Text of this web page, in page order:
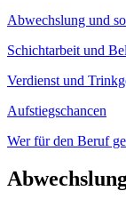
Abwechslung und
Schichtarbeit und
Verdienst und
Aufstiegschancen
Wer für den Beruf